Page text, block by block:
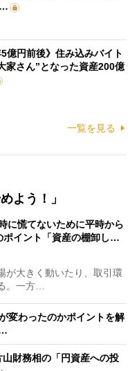
…
5億円前後》住み込みバイト
家さん”となった資産200億
一覧を見る
よう！」
に慌てないために平時から
ポイント「資産の棚卸し…
大きく動いたり、取引環
。一方…
変わったのかポイントを解
山財務相の「円資産への投